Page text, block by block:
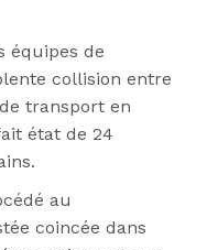
équipes de
collision entre
transport en
état de 24
au
coincée dans